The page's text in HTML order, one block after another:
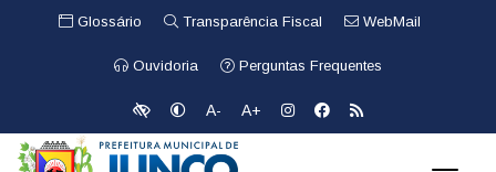
Glossário Transparência Fiscal WebMail
Ouvidoria Perguntas Frequentes
A- A+